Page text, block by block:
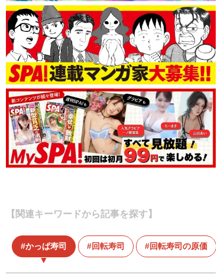
【関連キーワードから記事を探す】
かっぱ寿司 回転寿司 回転寿司の原価